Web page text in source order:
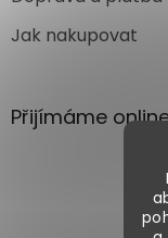
Jak nakupovat
Přijímáme